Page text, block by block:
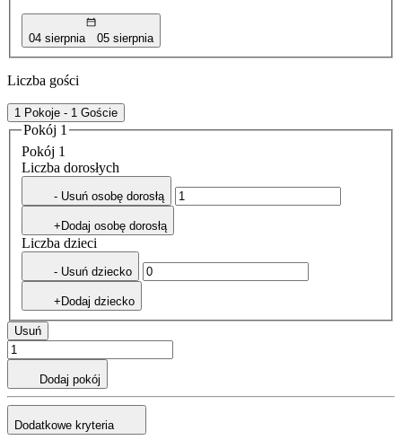
04 sierpnia 05 sierpnia
Liczba gości
1 Pokoje - 1 Goście
Pokój 1
Pokój 1
Liczba dorosłych
- Usuń osobę dorosłą
+Dodaj osobę dorosłą
Liczba dzieci
- Usuń dziecko
+Dodaj dziecko
Usuń
Dodaj pokój
Dodatkowe kryteria